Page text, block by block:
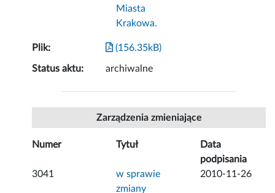
Miasta
Krakowa.
Plik: (156.35kB)
Status aktu: archiwalne
Zarządzenia zmieniające
Numer Tytuł
Data
podpisania
3041
w sprawie
zmiany
2010-11-26